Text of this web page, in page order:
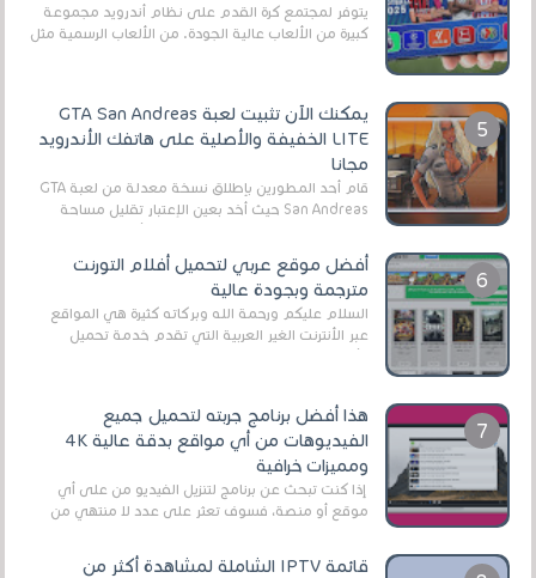
يتوفر لمجتمع كرة القدم على نظام أندرويد مجموعة
كبيرة من الألعاب عالية الجودة. من الألعاب الرسمية مثل
يمكنك الآن تثبيت لعبة GTA San Andreas
LITE الخفيفة والأصلية على هاتفك الأندرويد
مجانا
قام أحد المطورين بإطلاق نسخة معدلة من لعبة GTA
San Andreas حيث أخد بعين الإعتبار تقليل مساحة
أفضل موقع عربي لتحميل أفلام التورنت
مترجمة وبجودة عالية
السلام عليكم ورحمة الله وبركاته كثيرة هي المواقع
عبر الأنترنت الغير العربية التي تقدم خدمة تحميل
الأفلام على التورنت ، ومعظم هذه المواقع ل...
هذا أفضل برنامج جربته لتحميل جميع
الفيديوهات من أي مواقع بدقة عالية 4K
ومميزات خرافية
إذا كنت تبحث عن برنامج لتنزيل الفيديو من على أي
موقع أو منصة، فسوف تعثر على عدد لا منتهي من
قائمة IPTV الشاملة لمشاهدة أكثر من